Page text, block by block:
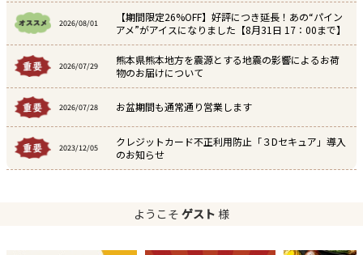
2026/08/01
【期間限定26%OFF】好評につき延長！あの“パイン
アメ”がアイスになりました【8月31日 17：00まで】
2026/07/29
熊本県熊本地方を震源とする地震の影響によるお荷
物のお届けについて
2026/07/28 お盆期間も通常通り営業します
2023/12/05
クレジットカード不正利用防止「３Dセキュア」導入
のお知らせ
ようこそ ゲスト 様